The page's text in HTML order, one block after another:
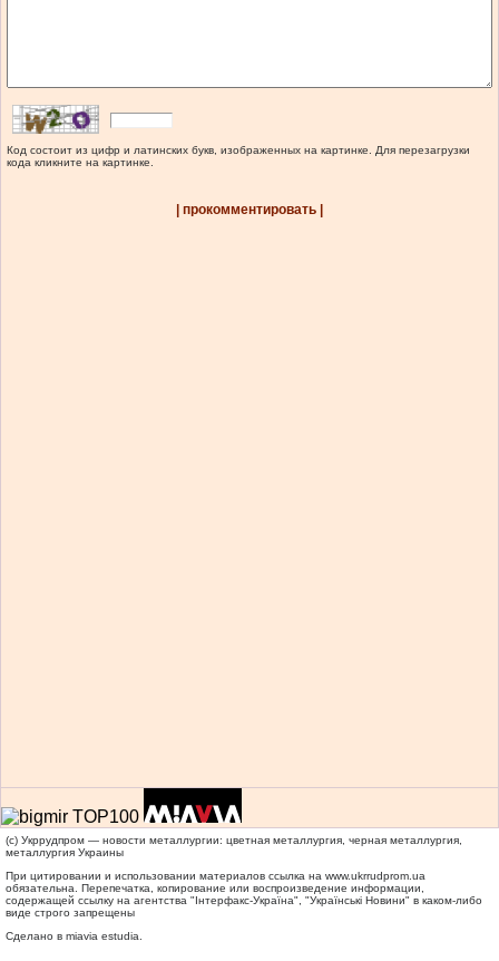
Код состоит из цифр и латинских букв, изображенных на картинке. Для перезагрузки
кода кликните на картинке.
| прокомментировать |
(c) Укррудпром — новости металлургии: цветная металлургия, черная металлургия,
металлургия Украины
При цитировании и использовании материалов ссылка на www.ukrrudprom.ua
обязательна. Перепечатка, копирование или воспроизведение информации,
содержащей ссылку на агентства "Iнтерфакс-Україна", "Українськi Новини" в каком-либо
виде строго запрещены
Сделано в miavia estudia.